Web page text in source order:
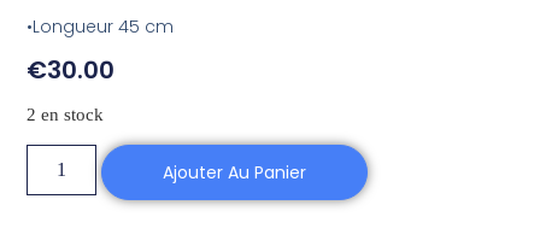
•Longueur 45 cm
€30.00
2 en stock
Ajouter Au Panier